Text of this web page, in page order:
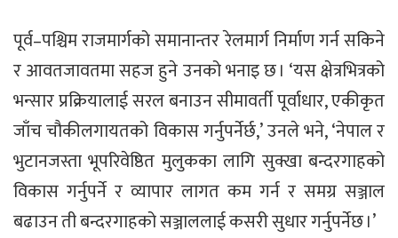
पूर्व–पश्चिम राजमार्गको समानान्तर रेलमार्ग निर्माण गर्न सकिने
र आवतजावतमा सहज हुने उनको भनाइ छ । ‘यस क्षेत्रभित्रको
भन्सार प्रक्रियालाई सरल बनाउन सीमावर्ती पूर्वाधार, एकीकृत
जाँच चौकीलगायतको विकास गर्नुपर्नेर्छ,’ उनले भने, ‘नेपाल र
भुटानजस्ता भूपरिवेष्ठित मुलुकका लागि सुक्खा बन्दरगाहको
विकास गर्नुपर्ने र व्यापार लागत कम गर्न र समग्र सञ्जाल
बढाउन ती बन्दरगाहको सञ्जाललाई कसरी सुधार गर्नुपर्नेछ ।’